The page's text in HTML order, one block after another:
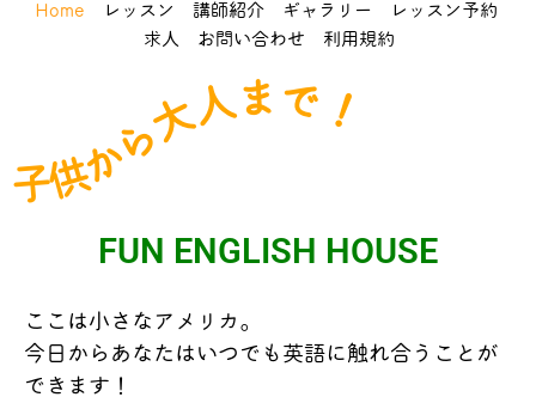
Home レッスン 講師紹介 ギャラリー
レッスン予約
求人
お問い合わせ 利用規約
子供から大人まで！
FUN ENGLISH HOUSE
ここは小さなアメリカ。
今日からあなたはいつでも英語に触れ合うことが
できます！